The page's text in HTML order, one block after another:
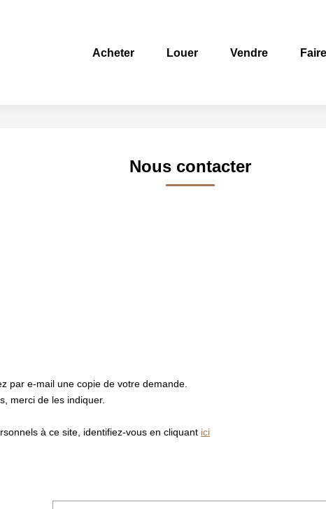
Acheter Louer Vendre
Nous contacter
par e-mail une copie de votre demande.
merci de les indiquer.
à ce site, identifiez-vous en cliquant ici